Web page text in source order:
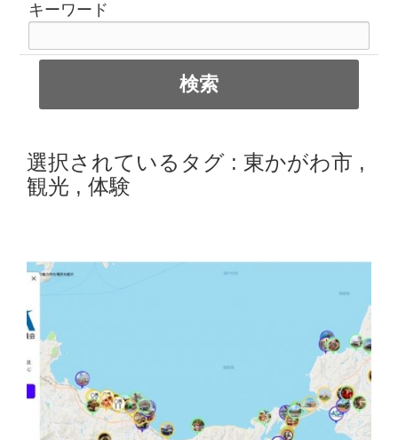
キーワード
選択されているタグ : 東かがわ市 ,
観光 , 体験